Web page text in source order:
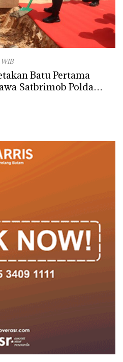
Batu Pertama
Satbrimob Polda